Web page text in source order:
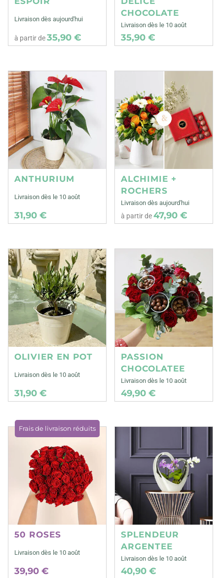
Livraison dès aujourd'hui
à partir de35,90 €
CHOCOLATE
Livraison dès le 10 août
35,90 €
ANTHURIUM
Livraison dès le 10 août
31,90 €
ALCHIMIE +
ROCHERS
Livraison dès aujourd'hui
à partir de47,90 €
OLIVIER EN POT
Livraison dès le 10 août
31,90 €
PASSION
CHOCOLATEE
Livraison dès le 10 août
49,90 €
Frais de livraison réduits
50 ROSES
Livraison dès le 10 août
39,90 €
SPLENDEUR
ARGENTEE
Livraison dès le 10 août
40,90 €